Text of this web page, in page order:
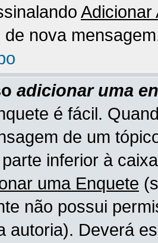
Adicionar
nova
adicionar uma
é fácil.
de um
inferior à
uma Enquete
não possui
autoria). Deverá